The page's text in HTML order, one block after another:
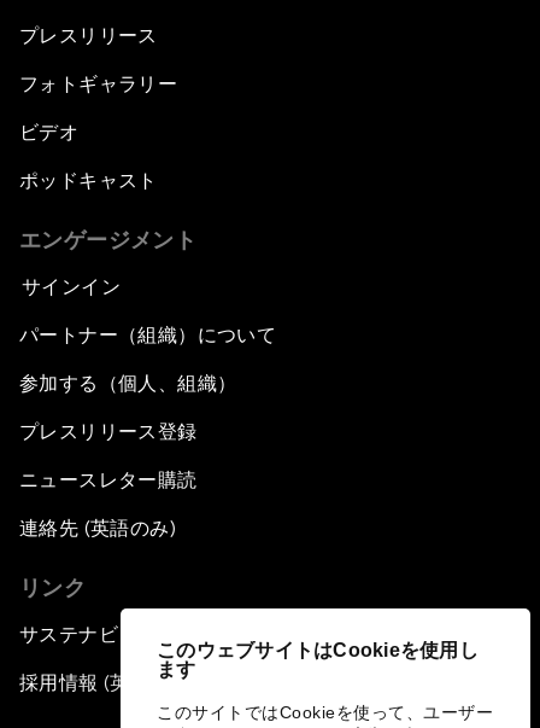
このウェブサイトはCookieを使用し
ます
このサイトではCookieを使って、ユーザー
プレスリリース
フォトギャラリー
ビデオ
ポッドキャスト
エンゲージメント
サインイン
パートナー（組織）について
参加する（個人、組織）
プレスリリース登録
ニュースレター購読
連絡先 (英語のみ)
リンク
サステナビリティへの取り組み
採用情報 (英語のみ)